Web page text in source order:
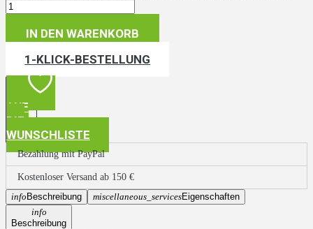
IN DEN WARENKORB
1-KLICK-BESTELLUNG
AUF
DIE
WUNSCHLISTE
Bezahlung mit PayPal
Kostenloser Versand ab 150 €
info Beschreibung miscellaneous_servicesEigenschaften
info
Beschreibung